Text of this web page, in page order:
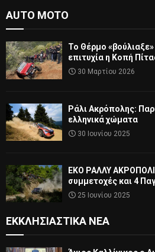
AUTO MOTO
Το Θέρμο
επιτυχία η Κοπή
30 Μαρτίου 2026
Ράλι Ακρόπολης:
ελληνικά χώματα
30 Ιουνίου 2025
ΕΚΟ ΡΑΛΛΥ
συμμετοχές και 4
25 Ιουνίου 2025
ΕΚΚΛΗΣΙΑΣΤΙΚΆ ΝΈΑ